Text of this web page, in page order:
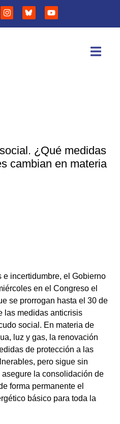
¿Qué medidas
cambian en materia
incertidumbre, el Gobierno
en el Congreso el
se prorrogan hasta el 30 de
las medidas anticrisis
social. En materia de
luz y gas, la renovación
de protección a las
pero sigue sin
la consolidación de
forma permanente el
básico para toda la